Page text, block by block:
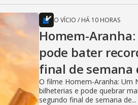
O VÍCIO / HÁ 10 HORAS
Homem-
pode bater
final de semana
O filme Homem-Aranha: Um
bilheterias e pode quebrar
segundo final de semana de...